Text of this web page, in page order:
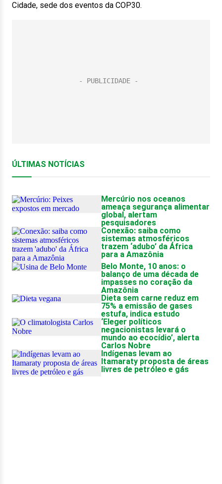
Cidade, sede dos eventos da COP30.